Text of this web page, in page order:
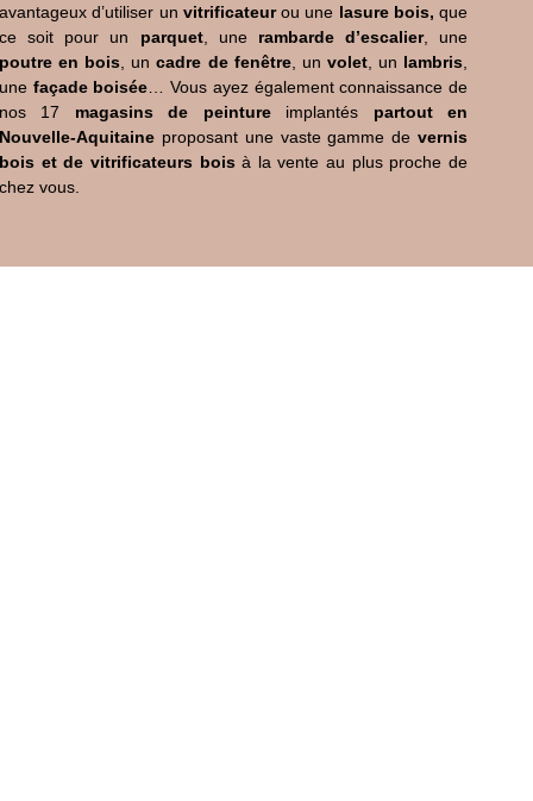
avantageux d’utiliser un vitrificateurou une lasure bois, que
ce soit pour un parquet, une rambarde d’escalier, une
poutre en bois , uncadre de fenêtre, un volet, un lambris
une façade boisée … Vous ayez également connaissance de
nos 17 magasins de peintureimplantés partout en
Nouvelle-Aquitaine proposant une vaste gamme de vernis
bois et de vitrificateurs boisà la vente au plus proche de
chez vous.